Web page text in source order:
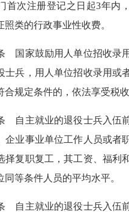
首次注册登记之日起3年内
类的行政事业性收费。
国家鼓励用人单位招收录
士兵，用人单位招收录用或
合规定条件的，依法享受税收
自主就业的退役士兵入伍
企业事业单位工作人员或者
择复职复工，其工资、福利
等条件人员的平均水平。
自主就业的退役士兵入伍